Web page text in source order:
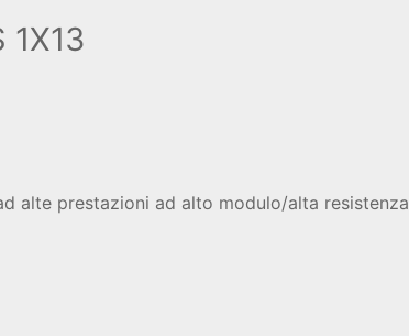
1X13
alte prestazioni ad alto modulo/alta resistenza